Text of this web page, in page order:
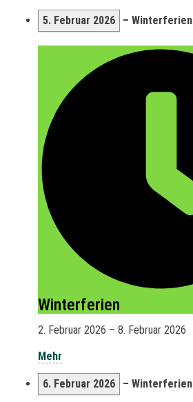
5. Februar 2026 – Winterferien
Winterferien
2. Februar 2026 – 8. Februar 2026
Mehr
6. Februar 2026 – Winterferien